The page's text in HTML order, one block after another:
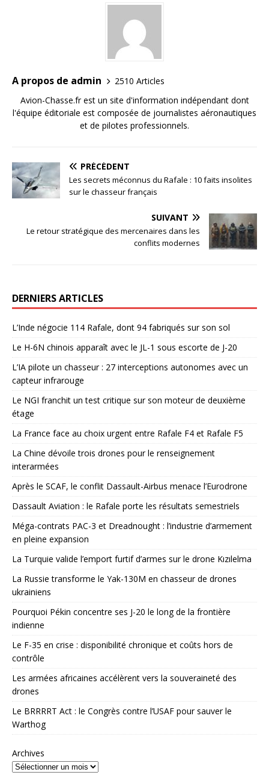
A propos de admin
2510 Articles
Avion-Chasse.fr est un site d'information indépendant dont
l'équipe éditoriale est composée de journalistes aéronautiques
et de pilotes professionnels.
PRÉCÉDENT
Les secrets méconnus du Rafale : 10 faits insolites
sur le chasseur français
SUIVANT
Le retour stratégique des mercenaires dans les
conflits modernes
DERNIERS ARTICLES
L’Inde négocie 114 Rafale, dont 94 fabriqués sur son sol
Le H-6N chinois apparaît avec le JL-1 sous escorte de J-20
L’IA pilote un chasseur : 27 interceptions autonomes avec un
capteur infrarouge
Le NGI franchit un test critique sur son moteur de deuxième
étage
La France face au choix urgent entre Rafale F4 et Rafale F5
La Chine dévoile trois drones pour le renseignement
interarmées
Après le SCAF, le conflit Dassault-Airbus menace l’Eurodrone
Dassault Aviation : le Rafale porte les résultats semestriels
Méga-contrats PAC-3 et Dreadnought : l’industrie d’armement
en pleine expansion
La Turquie valide l’emport furtif d’armes sur le drone Kızılelma
La Russie transforme le Yak-130M en chasseur de drones
ukrainiens
Pourquoi Pékin concentre ses J-20 le long de la frontière
indienne
Le F-35 en crise : disponibilité chronique et coûts hors de
contrôle
Les armées africaines accélèrent vers la souveraineté des
drones
Le BRRRRT Act : le Congrès contre l’USAF pour sauver le
Warthog
Archives